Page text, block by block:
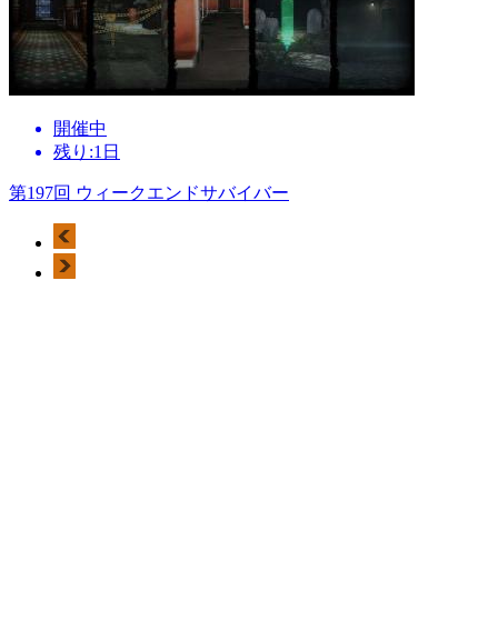
開催中
残り:1日
第197回 ウィークエンドサバイバー